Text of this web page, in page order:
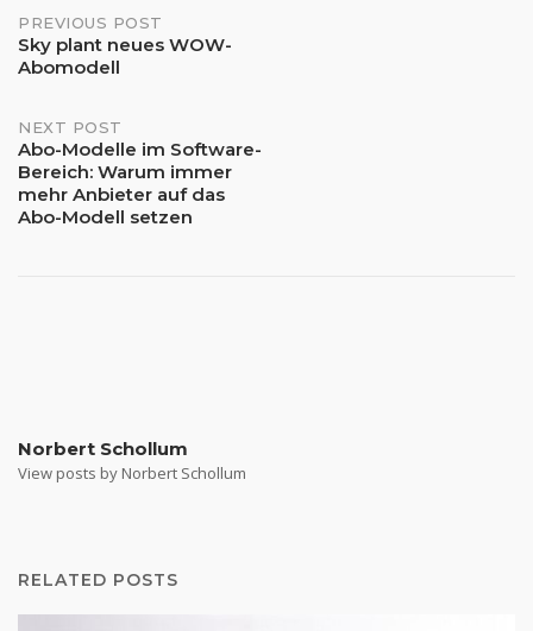
Post
navigation
PREVIOUS POST
Sky plant neues WOW-
Abomodell
NEXT POST
Abo-Modelle im Software-
Bereich: Warum immer
mehr Anbieter auf das
Abo-Modell setzen
Norbert Schollum
View posts by Norbert Schollum
RELATED POSTS